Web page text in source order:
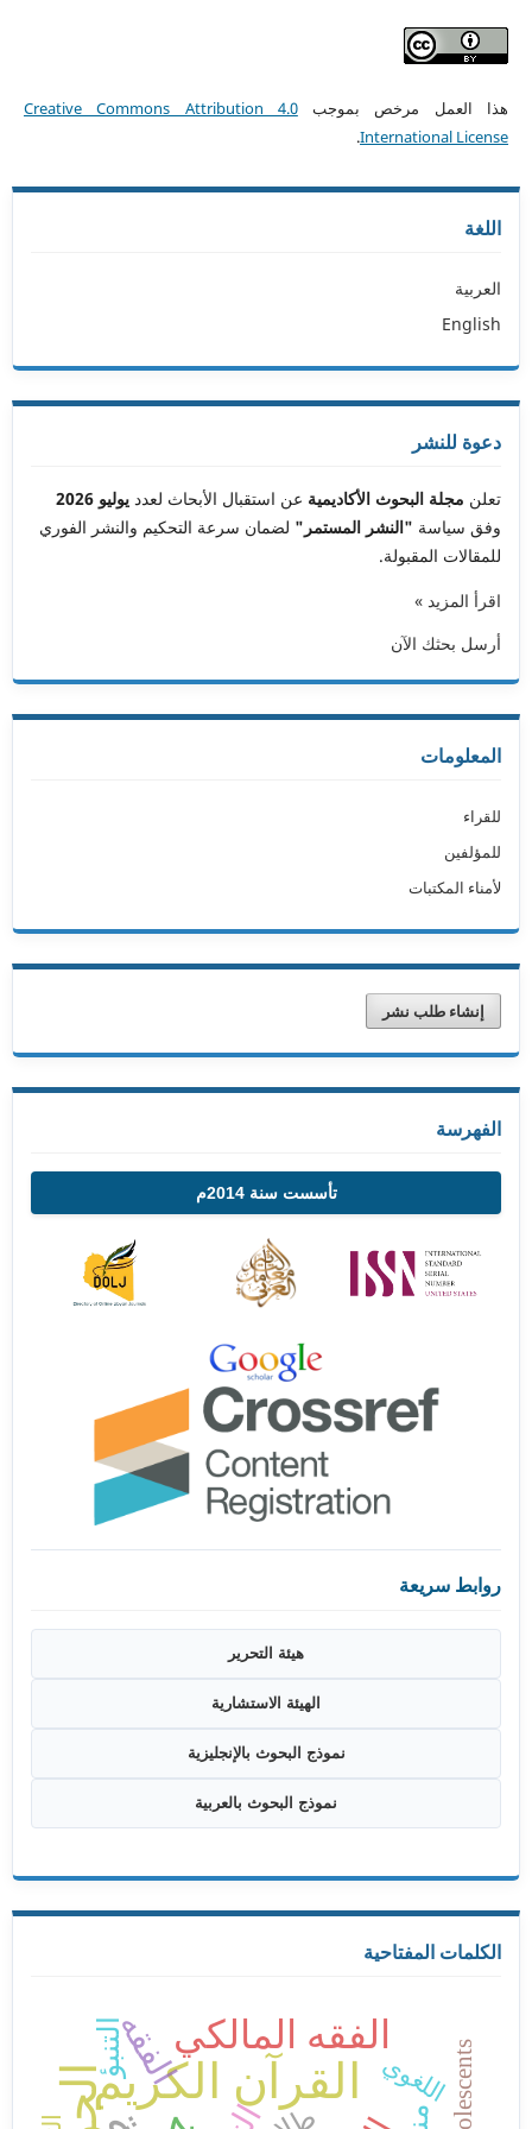
هذا العمل مرخص بموجبCreative Commons Attribution 4.0
International License
.
اللغة
العربية
English
دعوة للنشر
تعلن مجلة البحوث الأكاديمية عن استقبال الأبحاث لعدد يوليو 2026
وفق سياسة "النشر المستمر" لضمان سرعة التحكيم والنشر الفوري
للمقالات المقبولة.
اقرأ المزيد »
أرسل بحثك الآن
المعلومات
للقراء
للمؤلفين
لأمناء المكتبات
إنشاء طلب نشر
الفهرسة
تأسست سنة 2014م
روابط سريعة
هيئة التحرير
الهيئة الاستشارية
نموذج البحوث بالإنجليزية
نموذج البحوث بالعربية
الكلمات المفتاحية
القرآن الكريم
الفقه المالكيالفقهالتنبؤ اللغويAdolescents